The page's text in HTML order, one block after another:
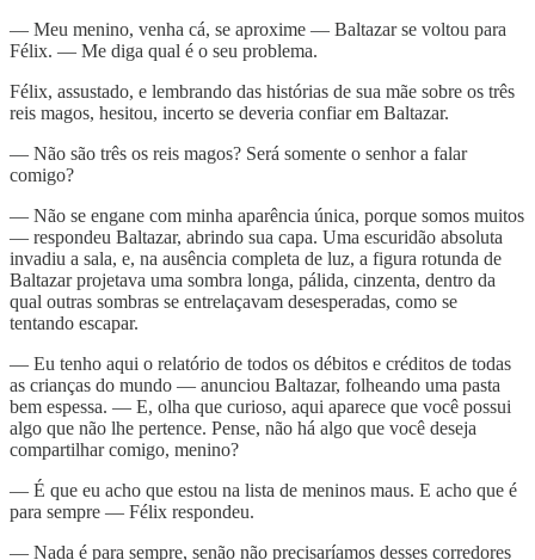
— Meu menino, venha cá, se aproxime — Baltazar se voltou para
Félix. — Me diga qual é o seu problema.
Félix, assustado, e lembrando das histórias de sua mãe sobre os três
reis magos, hesitou, incerto se deveria confiar em Baltazar.
— Não são três os reis magos? Será somente o senhor a falar
comigo?
— Não se engane com minha aparência única, porque somos muitos
— respondeu Baltazar, abrindo sua capa. Uma escuridão absoluta
invadiu a sala, e, na ausência completa de luz, a figura rotunda de
Baltazar projetava uma sombra longa, pálida, cinzenta, dentro da
qual outras sombras se entrelaçavam desesperadas, como se
tentando escapar.
— Eu tenho aqui o relatório de todos os débitos e créditos de todas
as crianças do mundo — anunciou Baltazar, folheando uma pasta
bem espessa. — E, olha que curioso, aqui aparece que você possui
algo que não lhe pertence. Pense, não há algo que você deseja
compartilhar comigo, menino?
— É que eu acho que estou na lista de meninos maus. E acho que é
para sempre — Félix respondeu.
— Nada é para sempre, senão não precisaríamos desses corredores